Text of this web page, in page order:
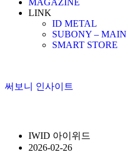
MAGAZINE
LINK
ID METAL
SUBONY – MAIN
SMART STORE
써보니 인사이트
IWID 아이위드
2026-02-26